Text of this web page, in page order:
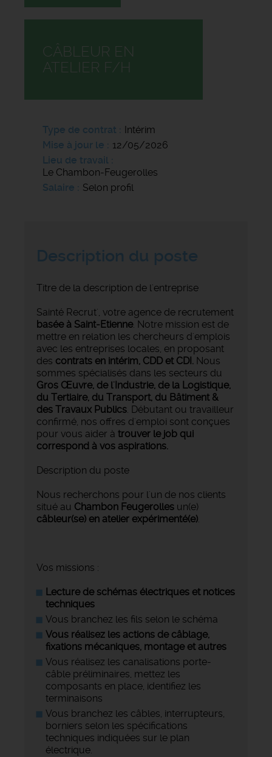
CÂBLEUR EN
ATELIER F/H
Type de contrat
Intérim
Mise à jour le
12/05/2026
Lieu de travail
Le Chambon-Feugerolles
Salaire
Selon profil
Description du poste
Titre de la description de l'entreprise
Sainté Recrut', votre agence de recrutement
basée à Saint-Etienne. Notre mission est de
mettre en relation les chercheurs d'emplois
avec les entreprises locales, en proposant
des contrats en intérim, CDD et CDI. Nous
sommes spécialisés dans les secteurs du
Gros Œuvre, de l'Industrie, de la Logistique,
du Tertiaire, du Transport, du Bâtiment &
des Travaux Publics. Débutant ou travailleur
confirmé, nos offres d'emploi sont conçues
pour vous aider à trouver le job qui
correspond à vos aspirations.
Description du poste
Nous recherchons pour l'un de nos clients
situé au Chambon Feugerolles un(e)
câbleur(se) en atelier expérimenté(e).
Vos missions :
Lecture de schémas électriques et notices
techniques
Vous branchez les fils selon le schéma
Vous réalisez les actions de câblage,
fixations mécaniques, montage et autres
Vous réalisez les canalisations porte-
câble préliminaires, mettez les
composants en place, identifiez les
terminaisons
Vous branchez les câbles, interrupteurs,
borniers selon les spécifications
techniques indiquées sur le plan
électrique.